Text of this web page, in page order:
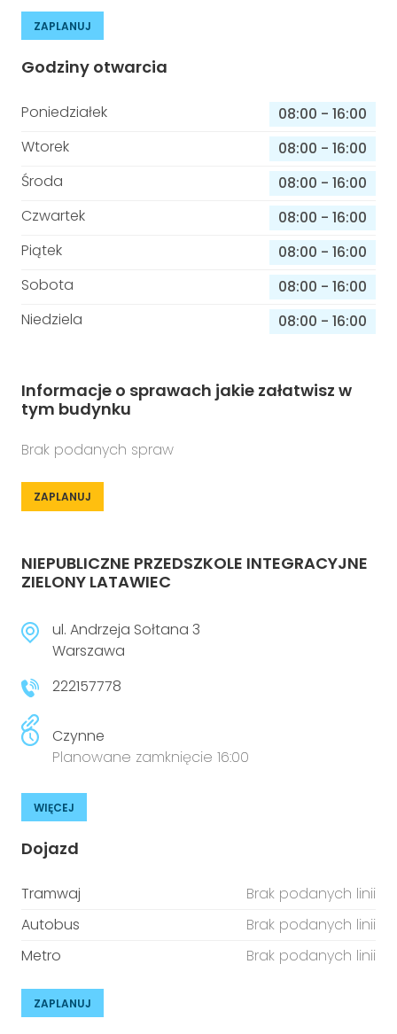
ZAPLANUJ
Godziny otwarcia
Poniedziałek 08:00 - 16:00
Wtorek
08:00 - 16:00
Środa
08:00 - 16:00
Czwartek
08:00 - 16:00
Piątek
08:00 - 16:00
Sobota
08:00 - 16:00
Niedziela
08:00 - 16:00
Informacje o sprawach jakie załatwisz w
tym budynku
Brak podanych spraw
ZAPLANUJ
NIEPUBLICZNE PRZEDSZKOLE INTEGRACYJNE
ZIELONY LATAWIEC
ul. Andrzeja Sołtana 3
Warszawa
222157778
Czynne
Planowane zamknięcie 16:00
WIĘCEJ
Dojazd
Tramwaj
Brak podanych linii
Autobus
Brak podanych linii
Metro
Brak podanych linii
ZAPLANUJ